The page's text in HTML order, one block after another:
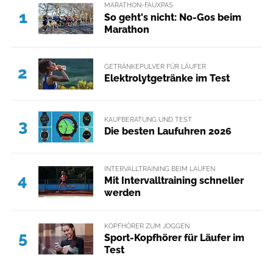
1
MARATHON-FAUXPAS
So geht's nicht: No-Gos beim
Marathon
2 GETRÄNKEPULVER FÜR LÄUFER
Elektrolytgetränke im Test
3 KAUFBERATUNG UND TEST
Die besten Laufuhren 2026
4
INTERVALLTRAINING BEIM LAUFEN
Mit Intervalltraining schneller
werden
5
KOPFHÖRER ZUM JOGGEN
Sport-Kopfhörer für Läufer im
Test